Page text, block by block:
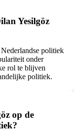
Yesilgöz
politiek
onder
rol te blijven
politiek.
op de